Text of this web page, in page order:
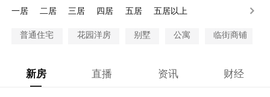
一居
二居 三居 四居 五居 五居以上
普通住宅 花园洋房 别墅 公寓 临街商铺
新房 直播 资讯 财经